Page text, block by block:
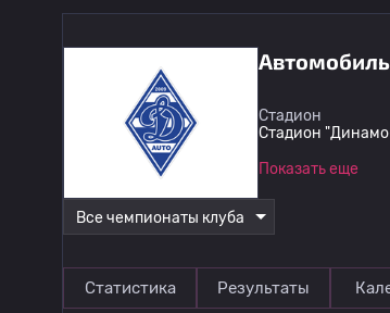
Стадион
Стадион
Показать еще
Все чемпионаты клуба
Статистика Результаты